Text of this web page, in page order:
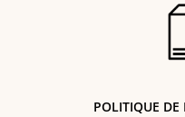
POLITIQUE DE